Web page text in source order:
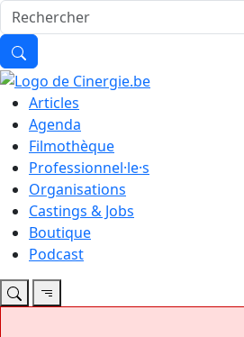
Articles
Agenda
Filmothèque
Professionnel·le·s
Organisations
Castings & Jobs
Boutique
Podcast